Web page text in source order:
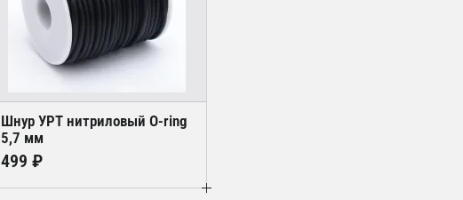
Шнур УРТ нитриловый O-ring
5,7 мм
499 ₽